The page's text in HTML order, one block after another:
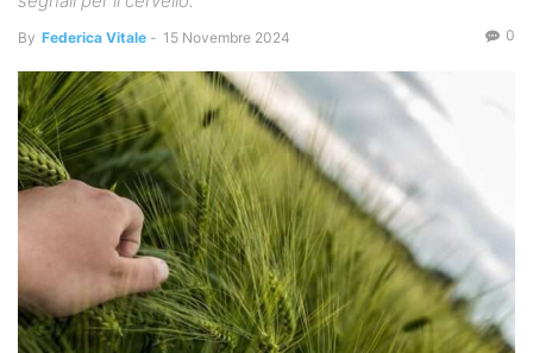
By Federica Vitale - 15 Novembre 2024 0